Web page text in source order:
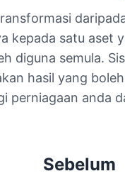
kepada satu aset
diguna semula.
hasil yang
perniagaan anda
Sebelum